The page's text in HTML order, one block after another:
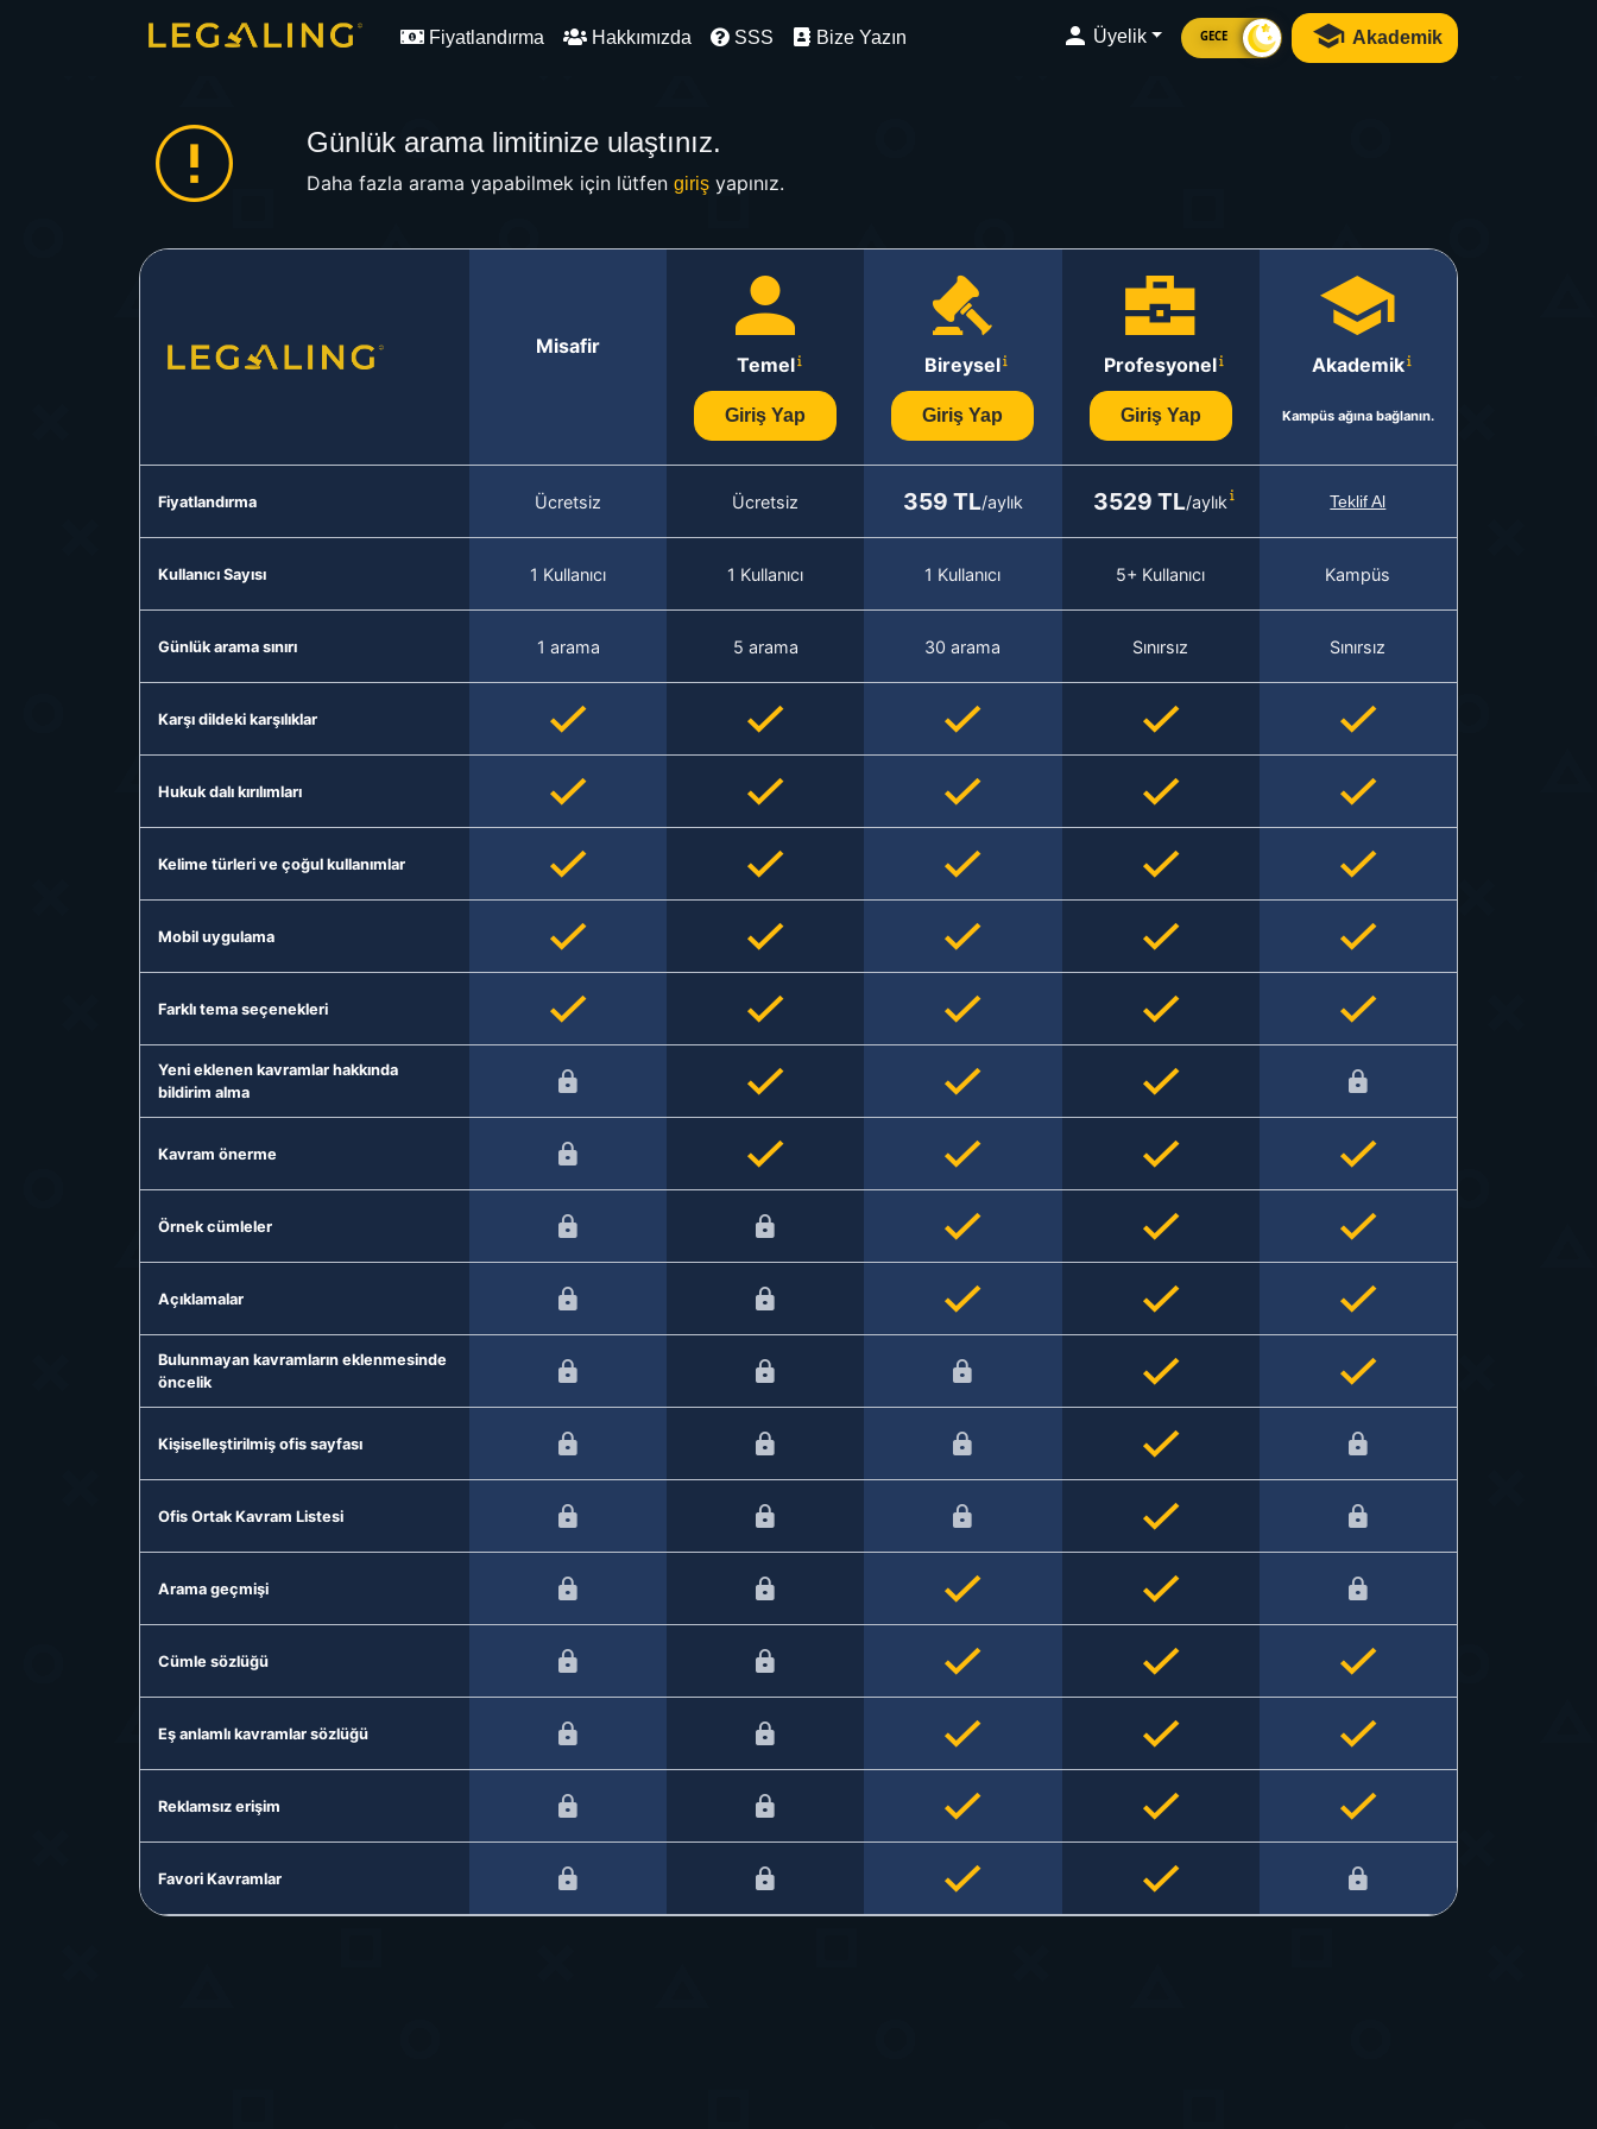
Fiyatlandırma Hakkımızda SSS Bize Yazın Üyelik GECE Akademik
Günlük arama limitinize ulaştınız.
Daha fazla arama yapabilmek için lütfen girişyapınız.
Misafir
Temel
Giriş Yap
Bireysel
Giriş Yap
Profesyonel
Giriş Yap
Akademik
Kampüs ağına bağlanın.
Fiyatlandırma Ücretsiz Ücretsiz 359 TL/aylık 3529 TL/aylık Teklif Al
Kullanıcı Sayısı 1 Kullanıcı 1 Kullanıcı 1 Kullanıcı 5+ Kullanıcı Kampüs
Günlük arama sınırı 1 arama 5 arama 30 arama Sınırsız Sınırsız
Karşı dildeki karşılıklar
Hukuk dalı kırılımları
Kelime türleri ve çoğul kullanımlar
Mobil uygulama
Farklı tema seçenekleri
Yeni eklenen kavramlar hakkında
bildirim alma
Kavram önerme
Örnek cümleler
Açıklamalar
Bulunmayan kavramların eklenmesinde
öncelik
Kişiselleştirilmiş ofis sayfası
Ofis Ortak Kavram Listesi
Arama geçmişi
Cümle sözlüğü
Eş anlamlı kavramlar sözlüğü
Reklamsız erişim
Favori Kavramlar